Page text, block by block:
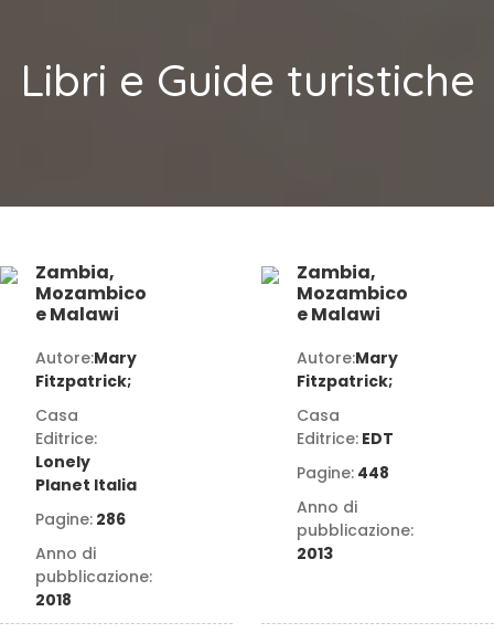
Libri e Guide turistiche
Zambia,
Mozambico
e Malawi
Autore:Mary
Fitzpatrick;
Casa
Editrice:
Lonely
Planet Italia
Pagine: 286
Anno di
pubblicazione:
2018
Zambia,
Mozambico
e Malawi
Autore:Mary
Fitzpatrick;
Casa
Editrice: EDT
Pagine: 448
Anno di
pubblicazione:
2013